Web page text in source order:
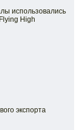
использовались
High
экспорта